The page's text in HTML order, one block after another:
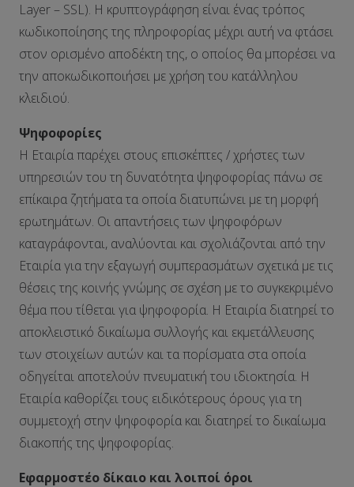
Layer – SSL). Η κρυπτογράφηση είναι ένας τρόπος
κωδικοποίησης της πληροφορίας μέχρι αυτή να φτάσει
στον ορισμένο αποδέκτη της, ο οποίος θα μπορέσει να
την αποκωδικοποιήσει με χρήση του κατάλληλου
κλειδιού.
Ψηφοφορίες
Η Εταιρία παρέχει στους επισκέπτες / χρήστες των
υπηρεσιών του τη δυνατότητα ψηφοφορίας πάνω σε
επίκαιρα ζητήματα τα οποία διατυπώνει με τη μορφή
ερωτημάτων. Οι απαντήσεις των ψηφοφόρων
καταγράφονται, αναλύονται και σχολιάζονται από την
Εταιρία για την εξαγωγή συμπερασμάτων σχετικά με τις
θέσεις της κοινής γνώμης σε σχέση με το συγκεκριμένο
θέμα που τίθεται για ψηφοφορία. Η Εταιρία διατηρεί το
αποκλειστικό δικαίωμα συλλογής και εκμετάλλευσης
των στοιχείων αυτών και τα πορίσματα στα οποία
οδηγείται αποτελούν πνευματική του ιδιοκτησία. Η
Εταιρία καθορίζει τους ειδικότερους όρους για τη
συμμετοχή στην ψηφοφορία και διατηρεί το δικαίωμα
διακοπής της ψηφοφορίας.
Εφαρμοστέο δίκαιο και λοιποί όροι